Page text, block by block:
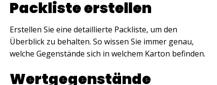
Packliste erstellen
Erstellen Sie eine detaillierte Packliste, um den
Überblick zu behalten. So wissen Sie immer genau,
welche Gegenstände sich in welchem Karton befinden.
Wertgegenstände